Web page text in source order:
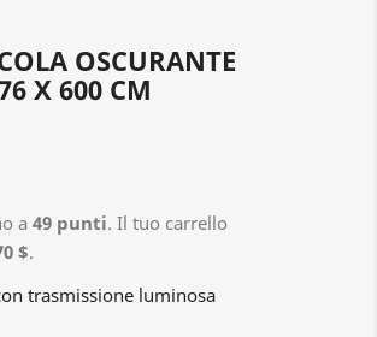
OSCURANTE
X 600 CM
a 49 punti. Il tuo carrello
$.
trasmissione luminosa